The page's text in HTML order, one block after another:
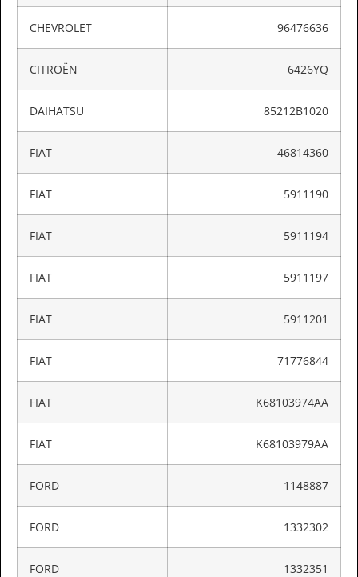
CHEVROLET 96476636
CITROËN 6426YQ
DAIHATSU 85212B1020
FIAT 46814360
FIAT 5911190
FIAT 5911194
FIAT 5911197
FIAT 5911201
FIAT 71776844
FIAT K68103974AA
FIAT K68103979AA
FORD 1148887
FORD 1332302
FORD 1332351